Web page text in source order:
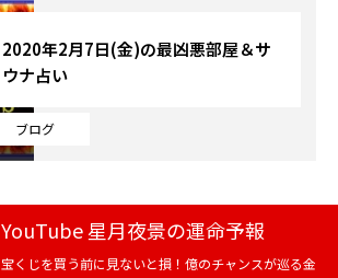
ブログ
2020年2月7日(金)の最凶悪部屋＆サ
ウナ占い
YouTube 星月夜景の運命予報
宝くじを買う前に見ないと損！億のチャンスが巡る金